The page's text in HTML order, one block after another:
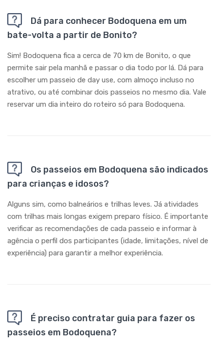
Dá para conhecer Bodoquena em um
bate-volta a partir de Bonito?
Sim! Bodoquena fica a cerca de 70 km de Bonito, o que
permite sair pela manhã e passar o dia todo por lá. Dá para
escolher um passeio de day use, com almoço incluso no
atrativo, ou até combinar dois passeios no mesmo dia. Vale
reservar um dia inteiro do roteiro só para Bodoquena.
Os passeios em Bodoquena são indicados
para crianças e idosos?
Alguns sim, como balneários e trilhas leves. Já atividades
com trilhas mais longas exigem preparo físico. É importante
verificar as recomendações de cada passeio e informar à
agência o perfil dos participantes (idade, limitações, nível de
experiência) para garantir a melhor experiência.
É preciso contratar guia para fazer os
passeios em Bodoquena?